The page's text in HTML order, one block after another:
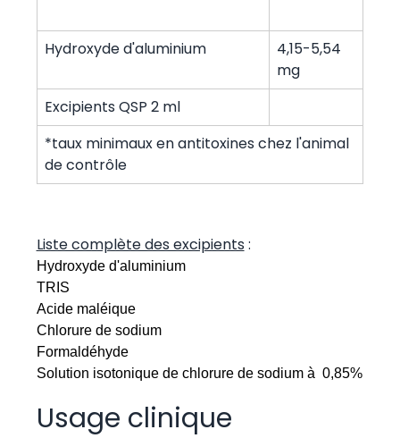
Hydroxyde d'aluminium
4,15-5,54
mg
Excipients QSP 2 ml
*taux minimaux en antitoxines chez l'animal
de contrôle
Liste complète des excipients :
Hydroxyde d'aluminium
TRIS
Acide maléique
Chlorure de sodium
Formaldéhyde
Solution isotonique de chlorure de sodium à 0,85%
Usage clinique